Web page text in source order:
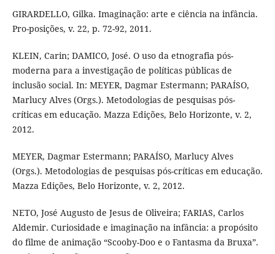
GIRARDELLO, Gilka. Imaginação: arte e ciência na infância.
Pro-posições, v. 22, p. 72-92, 2011.
KLEIN, Carin; DAMICO, José. O uso da etnografia pós-
moderna para a investigação de políticas públicas de
inclusão social. In: MEYER, Dagmar Estermann; PARAÍSO,
Marlucy Alves (Orgs.). Metodologias de pesquisas pós-
críticas em educação. Mazza Edições, Belo Horizonte, v. 2,
2012.
MEYER, Dagmar Estermann; PARAÍSO, Marlucy Alves
(Orgs.). Metodologias de pesquisas pós-críticas em educação.
Mazza Edições, Belo Horizonte, v. 2, 2012.
NETO, José Augusto de Jesus de Oliveira; FARIAS, Carlos
Aldemir. Curiosidade e imaginação na infância: a propósito
do filme de animação “Scooby-Doo e o Fantasma da Bruxa”.